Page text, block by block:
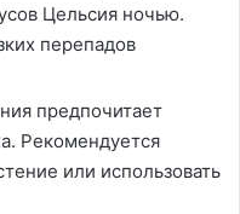
Цельсия ночью.
перепадов
предпочитает
Рекомендуется
или использовать